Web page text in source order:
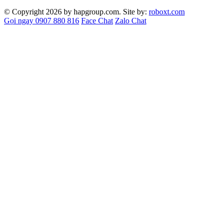
© Copyright 2026 by hapgroup.com. Site by: roboxt.com
Gọi ngay 0907 880 816 Face Chat Zalo Chat